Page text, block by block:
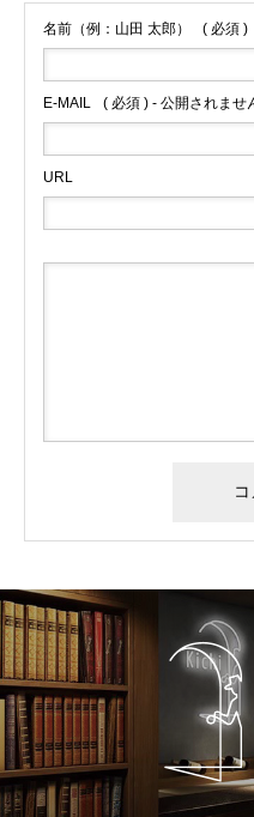
名前（例：山田 太郎） ( 必須 )
E-MAIL ( 必須 ) - 公開されませ
URL